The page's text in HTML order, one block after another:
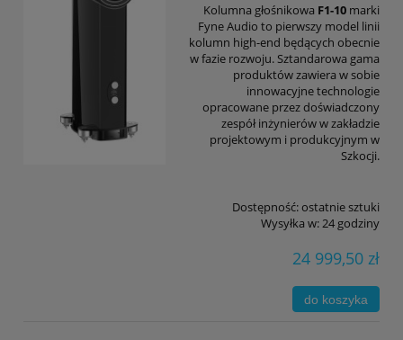
Kolumna głośnikowa F1-10 marki
Fyne Audio to pierwszy model linii
kolumn high-end będących obecnie
w fazie rozwoju. Sztandarowa gama
produktów zawiera w sobie
innowacyjne technologie
opracowane przez doświadczony
zespół inżynierów w zakładzie
projektowym i produkcyjnym w
Szkocji.
Dostępność:ostatnie sztuki
Wysyłka w:24 godziny
24 999,50 zł
do koszyka